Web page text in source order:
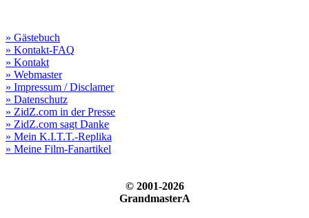
» Gästebuch
» Kontakt-FAQ
» Kontakt
» Webmaster
» Impressum / Disclamer
» Datenschutz
» ZidZ.com in der Presse
» ZidZ.com sagt Danke
» Mein K.I.T.T.-Replika
» Meine Film-Fanartikel
© 2001-2026
GrandmasterA